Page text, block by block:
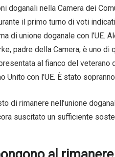
doganali nella Camera dei
il primo turno di voti
di unione doganale con l’UE.
padre della Camera, è uno
al fianco del veterano
con l’UE. È stato
di rimanere nell’unione
suscitato un sufficiente